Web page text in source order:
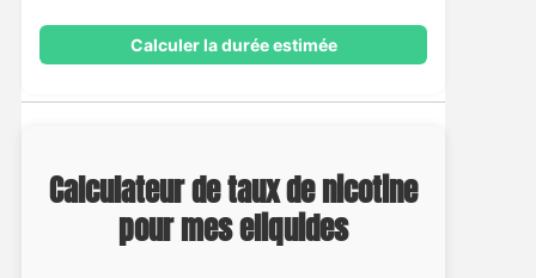
Calculer la durée estimée
Calculateur de taux de nicotine
pour mes eliquides